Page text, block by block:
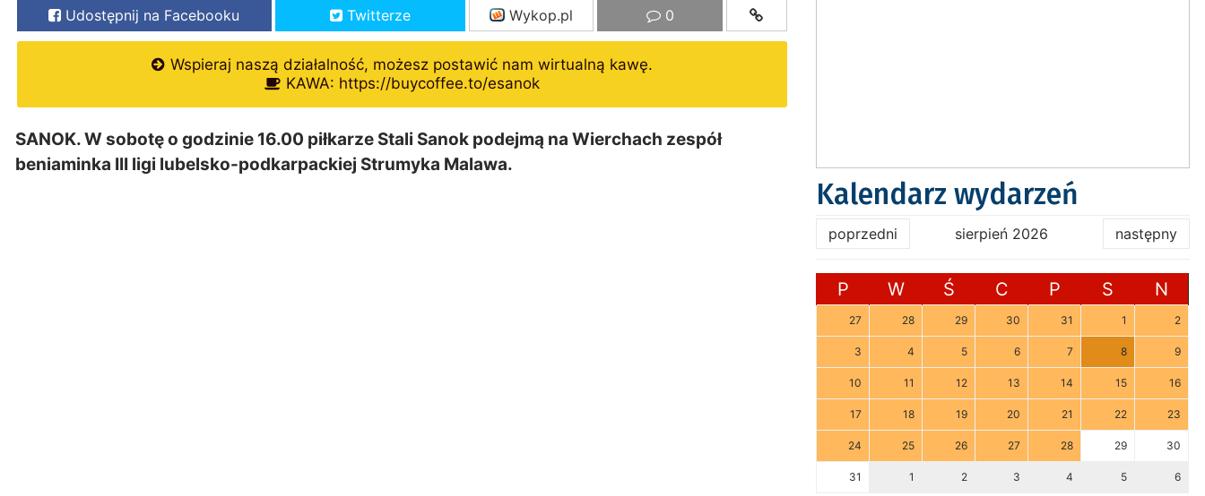
Udostępnij na Facebooku Twitterze Wykop.pl 0
Wspieraj naszą działalność, możesz postawić nam wirtualną kawę.
KAWA: https://buycoffee.to/esanok
SANOK. W sobotę o godzinie 16.00 piłkarze Stali Sanok podejmą na Wierchach zespół
beniaminka III ligi lubelsko-podkarpackiej Strumyka Malawa.
Kalendarz wydarzeń
poprzedni sierpień 2026 następny
P W Ś C P S N
27 28 29 30 31 1 2
3 4 5 6 7 8 9
10 11 12 13 14 15 16
17 18 19 20 21 22 23
24 25 26 27 28 29 30
31 1 2 3 4 5 6